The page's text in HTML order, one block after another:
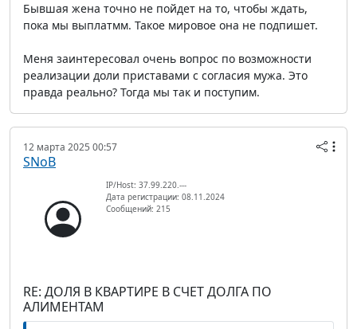
Бывшая жена точно не пойдет на то, чтобы ждать,
пока мы выплатмм. Такое мировое она не подпишет.
Меня заинтересовал очень вопрос по возможности
реализации доли приставами с согласия мужа. Это
правда реально? Тогда мы так и поступим.
12 марта 2025 00:57
SNoB
IP/Host: 37.99.220.---
Дата регистрации: 08.11.2024
Сообщений: 215
RE: ДОЛЯ В КВАРТИРЕ В СЧЕТ ДОЛГА ПО
АЛИМЕНТАМ